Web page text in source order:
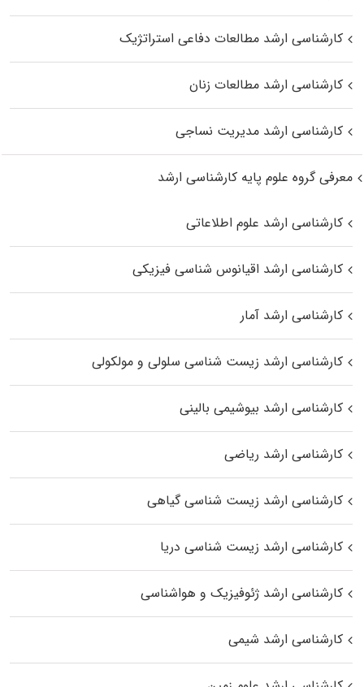
کارشناسی ارشد مطالعات دفاعی استراتژیک
کارشناسی ارشد مطالعات زنان
کارشناسی ارشد مدیریت نساجی
معرفی گروه علوم پایه کارشناسی ارشد
کارشناسی ارشد علوم اطلاعاتی
کارشناسی ارشد اقیانوس‌ شناسی فیزیکی
کارشناسی ارشد آمار
کارشناسی ارشد زیست شناسی سلولی و مولکولی
کارشناسی ارشد بیوشیمی بالینی
کارشناسی ارشد ریاضی
کارشناسی ارشد زیست‌ شناسی گیاهی
کارشناسی ارشد زیست‌ شناسی دریا
کارشناسی ارشد ژئوفیزیک و هواشناسی
کارشناسی ارشد شیمی